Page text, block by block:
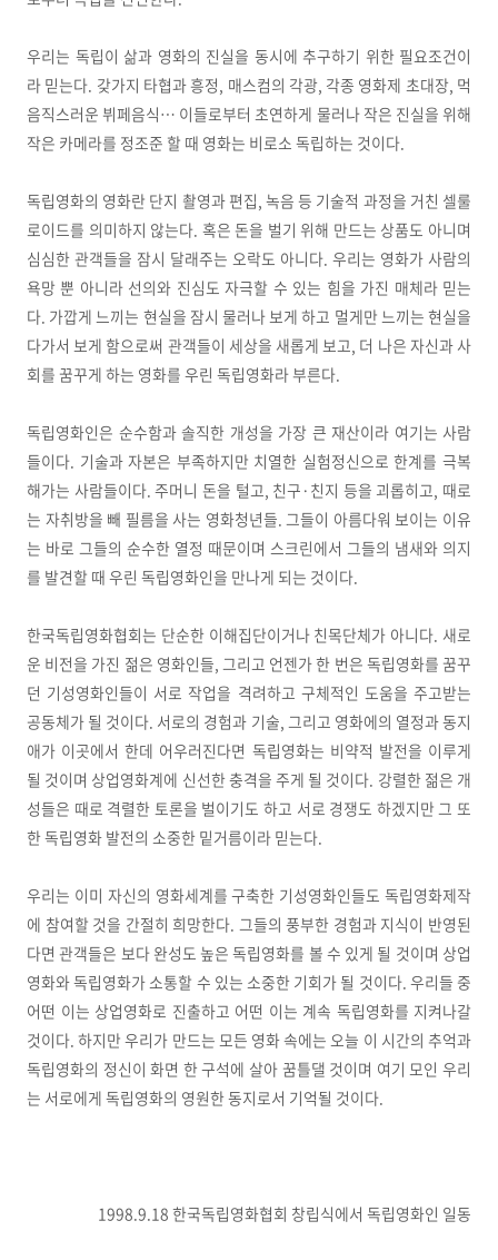
우리는 독립이 삶과 영화의 진실을 동시에 추구하기 위한 필요조건이
라 믿는다. 갖가지 타협과 흥정, 매스컴의 각광, 각종 영화제 초대장, 먹
음직스러운 뷔페음식… 이들로부터 초연하게 물러나 작은 진실을 위해
작은 카메라를 정조준 할 때 영화는 비로소 독립하는 것이다.
독립영화의 영화란 단지 촬영과 편집, 녹음 등 기술적 과정을 거친 셀룰
로이드를 의미하지 않는다. 혹은 돈을 벌기 위해 만드는 상품도 아니며
심심한 관객들을 잠시 달래주는 오락도 아니다. 우리는 영화가 사람의
욕망 뿐 아니라 선의와 진심도 자극할 수 있는 힘을 가진 매체라 믿는
다. 가깝게 느끼는 현실을 잠시 물러나 보게 하고 멀게만 느끼는 현실을
다가서 보게 함으로써 관객들이 세상을 새롭게 보고, 더 나은 자신과 사
회를 꿈꾸게 하는 영화를 우린 독립영화라 부른다.
독립영화인은 순수함과 솔직한 개성을 가장 큰 재산이라 여기는 사람
들이다. 기술과 자본은 부족하지만 치열한 실험정신으로 한계를 극복
해가는 사람들이다. 주머니 돈을 털고, 친구·친지 등을 괴롭히고, 때로
는 자취방을 빼 필름을 사는 영화청년들. 그들이 아름다워 보이는 이유
는 바로 그들의 순수한 열정 때문이며 스크린에서 그들의 냄새와 의지
를 발견할 때 우린 독립영화인을 만나게 되는 것이다.
한국독립영화협회는 단순한 이해집단이거나 친목단체가 아니다. 새로
운 비전을 가진 젊은 영화인들, 그리고 언젠가 한 번은 독립영화를 꿈꾸
던 기성영화인들이 서로 작업을 격려하고 구체적인 도움을 주고받는
공동체가 될 것이다. 서로의 경험과 기술, 그리고 영화에의 열정과 동지
애가 이곳에서 한데 어우러진다면 독립영화는 비약적 발전을 이루게
될 것이며 상업영화계에 신선한 충격을 주게 될 것이다. 강렬한 젊은 개
성들은 때로 격렬한 토론을 벌이기도 하고 서로 경쟁도 하겠지만 그 또
한 독립영화 발전의 소중한 밑거름이라 믿는다.
우리는 이미 자신의 영화세계를 구축한 기성영화인들도 독립영화제작
에 참여할 것을 간절히 희망한다. 그들의 풍부한 경험과 지식이 반영된
다면 관객들은 보다 완성도 높은 독립영화를 볼 수 있게 될 것이며 상업
영화와 독립영화가 소통할 수 있는 소중한 기회가 될 것이다. 우리들 중
어떤 이는 상업영화로 진출하고 어떤 이는 계속 독립영화를 지켜나갈
것이다. 하지만 우리가 만드는 모든 영화 속에는 오늘 이 시간의 추억과
독립영화의 정신이 화면 한 구석에 살아 꿈틀댈 것이며 여기 모인 우리
는 서로에게 독립영화의 영원한 동지로서 기억될 것이다.
1998.9.18 한국독립영화협회 창립식에서 독립영화인 일동